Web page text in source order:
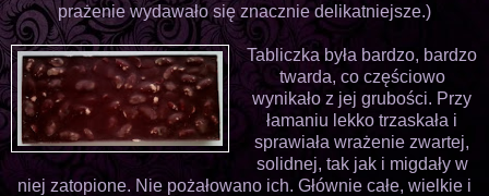
prażenie wydawało się znacznie delikatniejsze.)
Tabliczka była bardzo, bardzo
twarda, co częściowo
wynikało z jej grubości. Przy
łamaniu lekko trzaskała i
sprawiała wrażenie zwartej,
solidnej, tak jak i migdały w
niej zatopione. Nie pożałowano ich. Głównie całe, wielkie i